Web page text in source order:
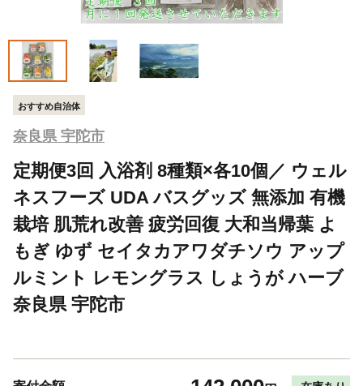
おすすめ自治体
奈良県 宇陀市
定期便3回 入浴剤 8種類×各10個／ ウェル
ネスフーズ UDA バスグッズ 無添加 有機
栽培 肌荒れ改善 疲労回復 大和当帰葉 よ
もぎ ゆず セイタカアワダチソウ アップ
ルミント レモングラス しょうが ハーブ
奈良県 宇陀市